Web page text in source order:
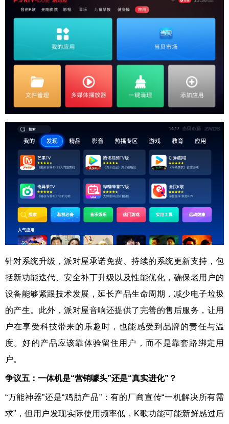
针对系统升级，派对屋承诺免费、持续的系统更新支持，包
括新功能迭代、安全补丁升级以及性能优化，确保老用户的
设备能够紧跟技术发展，延长产品生命周期，减少电子垃圾
的产生。此外，派对屋音响还提供了完善的售后服务，让用
户在享受科技带来的乐趣时，也能感受到品牌的责任与温
度。好的产品应该靠体验留住用户，而不是靠套路绑定用
户。
争议五 ：一体机是“营销噱头”还是“真实进化”？
“万能神器”还是“鸡肋产品”：有的厂商宣传“一机解决所有需
求”，但用户发现实际使用频率低，K歌功能可能新鲜感过后